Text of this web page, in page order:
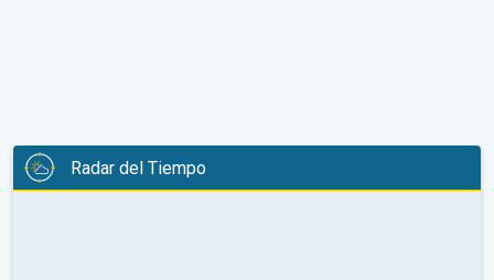
Radar del Tiempo